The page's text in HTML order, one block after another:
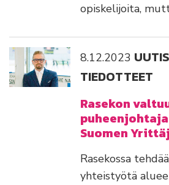
opiskelijoita,
8.12.2023
TIEDOTTEET
Rasekon
Suomen
Rasekossa
yhteistyötä